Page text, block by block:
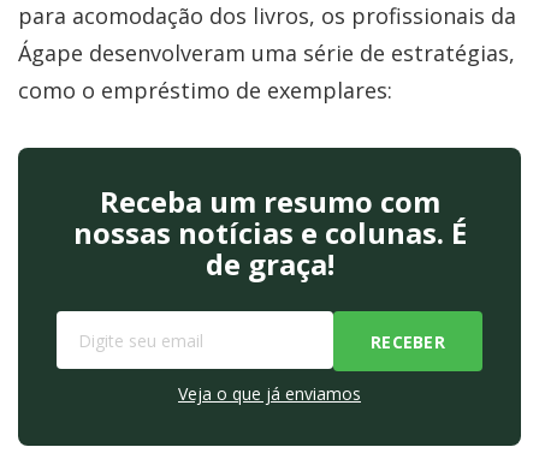
para acomodação dos livros, os profissionais da
Ágape desenvolveram uma série de estratégias,
como o empréstimo de exemplares:
Receba um resumo com
nossas notícias e colunas. É
de graça!
Veja o que já enviamos